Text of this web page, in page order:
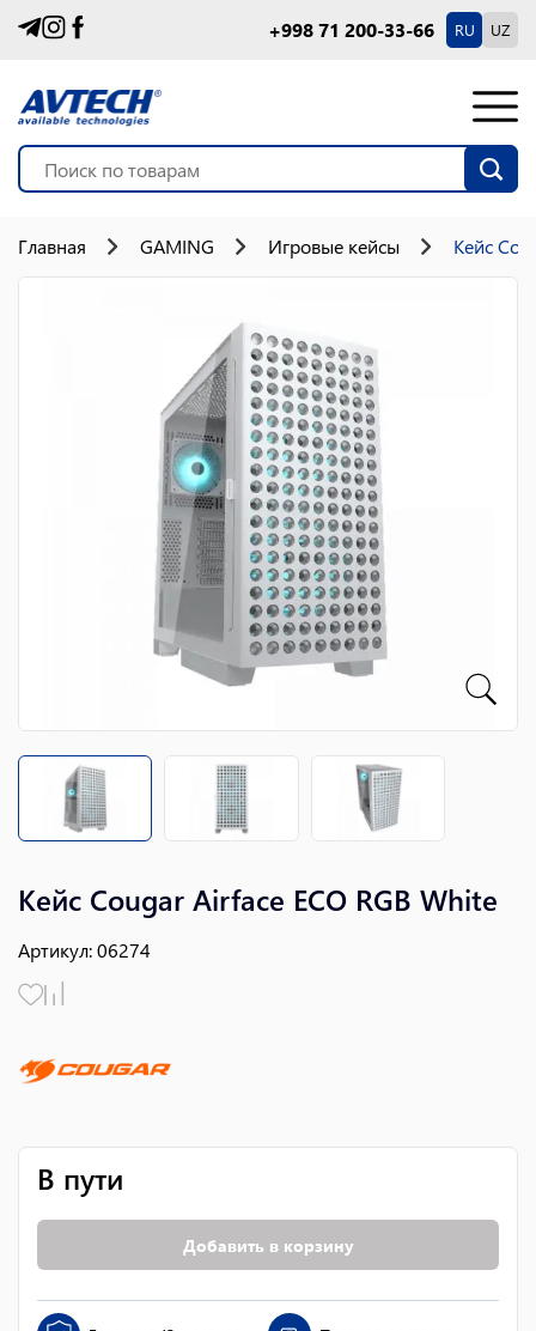
+998 71 200-33-66 RU UZ
Главная GAMING Игровые кейсы Кейс
Кейс Cougar Airface ECO RGB White
Артикул:06274
В пути
Добавить в корзину